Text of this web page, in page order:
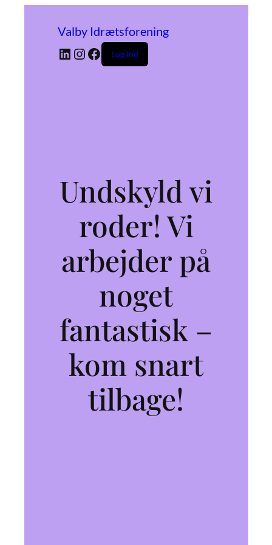
Valby Idrætsforening
LinkedIn
Instagram
Facebook
Log ind
Undskyld vi
roder! Vi
arbejder på
noget
fantastisk –
kom snart
tilbage!